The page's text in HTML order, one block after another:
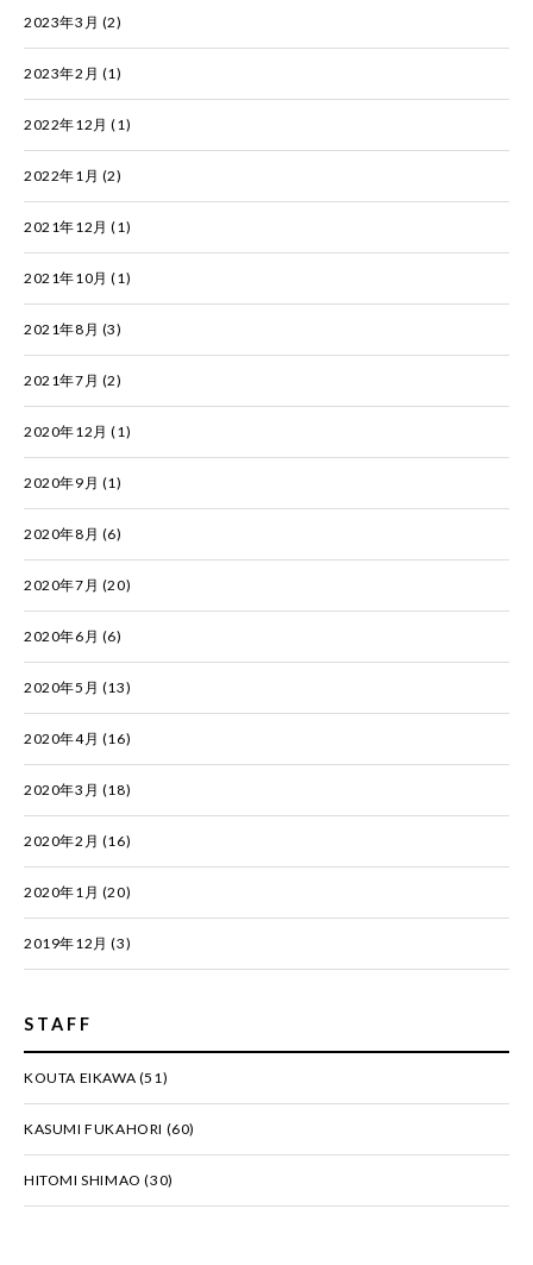
2023年3月 (2)
2023年2月 (1)
2022年12月 (1)
2022年1月 (2)
2021年12月 (1)
2021年10月 (1)
2021年8月 (3)
2021年7月 (2)
2020年12月 (1)
2020年9月 (1)
2020年8月 (6)
2020年7月 (20)
2020年6月 (6)
2020年5月 (13)
2020年4月 (16)
2020年3月 (18)
2020年2月 (16)
2020年1月 (20)
2019年12月 (3)
STAFF
KOUTA EIKAWA (51)
KASUMI FUKAHORI (60)
HITOMI SHIMAO (30)